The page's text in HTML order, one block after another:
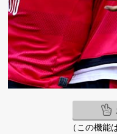
（この機能